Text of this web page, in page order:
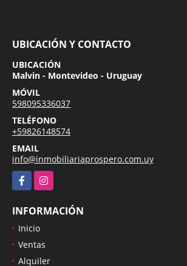
UBICACIÓN Y CONTACTO
UBICACIÓN
Malvin - Montevideo - Uruguay
MÓVIL
598095336037
TELÉFONO
+59826148574
EMAIL
info@inmobiliariaprospero.com.uy
FacebookInstagram
INFORMACIÓN
Inicio
Ventas
Alquiler